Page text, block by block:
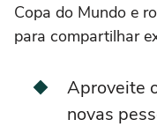
Copa do Mundo e
para compartilhar
Aproveite
novas